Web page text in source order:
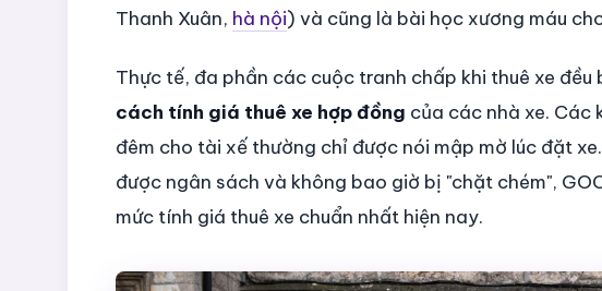
Thanh Xuân, hà nội) và cũng là bài học xương máu
Thực tế, đa phần các cuộc tranh chấp khi thuê xe
cách tính giá thuê xe hợp đồng của các nhà xe. Các
đêm cho tài xế thường chỉ được nói mập mờ lúc đặt
được ngân sách và không bao giờ bị "chặt chém",
mức tính giá thuê xe chuẩn nhất hiện nay.